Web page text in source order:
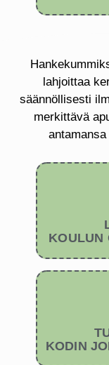
lahjoittaa
säännöllisesti
merkittävä
KOULUN
KODIN